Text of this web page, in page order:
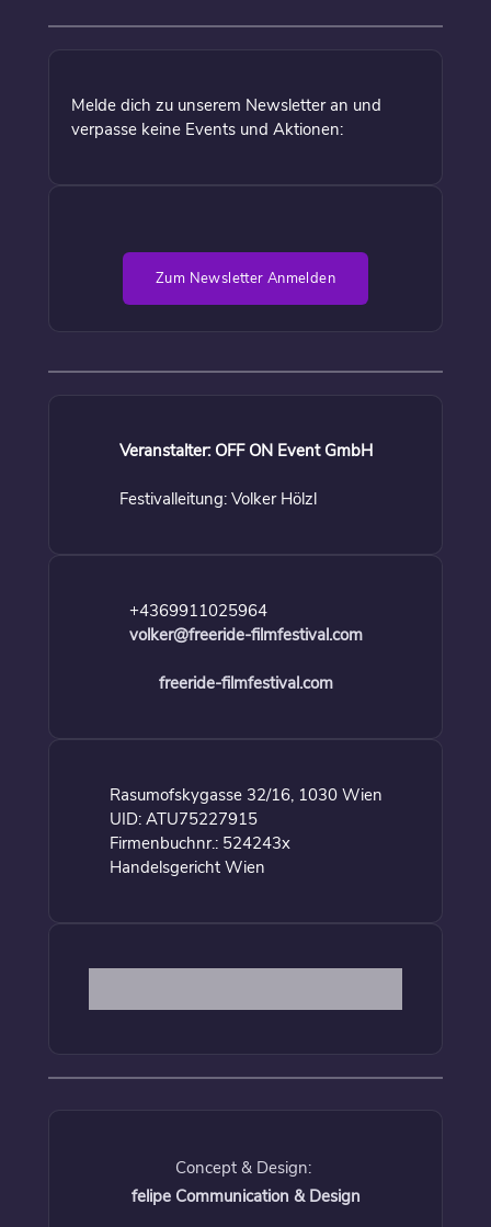
Melde dich zu unserem Newsletter an und
verpasse keine Events und Aktionen:
Zum Newsletter Anmelden
Veranstalter: OFF ON Event GmbH
Festivalleitung: Volker Hölzl
+4369911025964
volker@freeride-filmfestival.com
freeride-filmfestival.com
Rasumofskygasse 32/16, 1030 Wien
UID: ATU75227915
Firmenbuchnr.: 524243x
Handelsgericht Wien
Concept & Design:
felipe Communication & Design